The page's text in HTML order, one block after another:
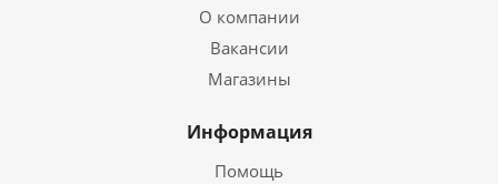
О компании
Вакансии
Магазины
Информация
Помощь